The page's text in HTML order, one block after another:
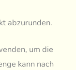
abzurunden.
um die
kann nach